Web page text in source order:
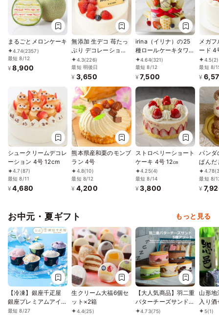
まるごとメロンケーキ
4.74(2357)
最短 8/12
¥ 8,900
無添加 生デコ 苺たっ
ぷり デコレーション
4号 12cm
4.3(226)
最短 明後日
¥ 3,650
irina（イリナ）の25
種ロールケーキタワー
キット4段（25個入）
4.64(321)
最短 8/12
¥ 7,500
メガフ
ード 4
4.5(2)
最短 8/
¥
シュークリームデコレ
ーション 4号 12cm
4.7 (87)
最短 8/11
¥ 4,680
熊本県産和栗のモンブ
ラン 4号
4.8(10)
最短 8/12
¥ 4,200
ストロベリーショート
ケーキ 4号 12㎝
4.25(4)
最短 8/14
¥ 3,800
パンダ
ぱんだ 誕生日 動物 ケ
ーキ
4.78
最短 8/
¥
お中元・夏ギフト もっと見る
【冷凍】銀座千疋屋
銀座プレミアムアイス
10個
最短 8/27
生クリーム大福6個セ
ット×2箱
4.4(25)
【大人気商品】羽二重
バターチーズサンド5
種アソート
4.73(75)
山形地
入り酒
込み水
5(1)